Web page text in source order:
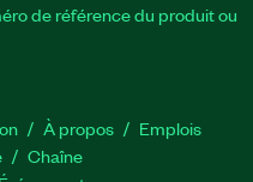
de référence du produit ou
À propos
Emplois
Chaîne